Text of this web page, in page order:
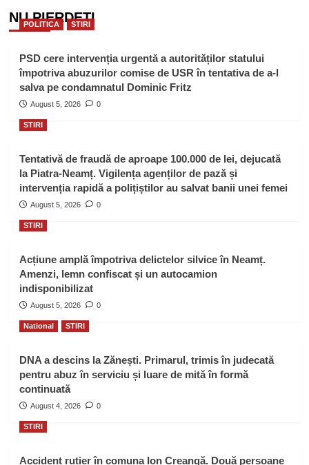
NU PIERDEȚI
POLITICA STIRI
PSD cere intervenția urgentă a autorităților statului
împotriva abuzurilor comise de USR în tentativa de a-l
salva pe condamnatul Dominic Fritz
August 5, 2026 0
STIRI
Tentativă de fraudă de aproape 100.000 de lei, dejucată
la Piatra-Neamț. Vigilența agenților de pază și
intervenția rapidă a polițiștilor au salvat banii unei femei
August 5, 2026 0
STIRI
Acțiune amplă împotriva delictelor silvice în Neamț.
Amenzi, lemn confiscat și un autocamion
indisponibilizat
August 5, 2026 0
National STIRI
DNA a descins la Zănești. Primarul, trimis în judecată
pentru abuz în serviciu și luare de mită în formă
continuată
August 4, 2026 0
STIRI
Accident rutier în comuna Ion Creangă. Două persoane